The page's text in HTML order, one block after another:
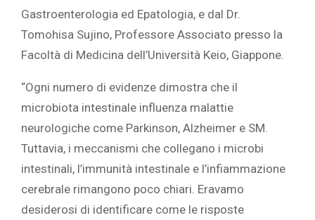
Gastroenterologia ed Epatologia, e dal Dr.
Tomohisa Sujino, Professore Associato presso la
Facoltà di Medicina dell’Università Keio, Giappone.
“Ogni numero di evidenze dimostra che il
microbiota intestinale influenza malattie
neurologiche come Parkinson, Alzheimer e SM.
Tuttavia, i meccanismi che collegano i microbi
intestinali, l’immunità intestinale e l’infiammazione
cerebrale rimangono poco chiari. Eravamo
desiderosi di identificare come le risposte